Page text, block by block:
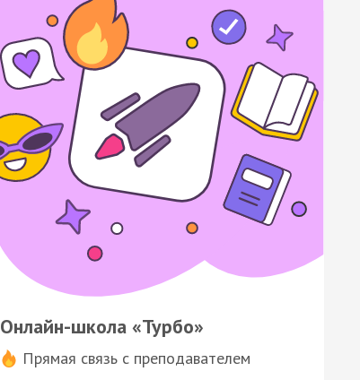
Онлайн-школа «Турбо»
Прямая связь с преподавателем